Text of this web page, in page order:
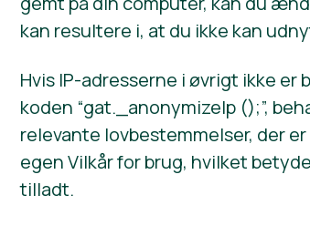
kan resultere i, at du ikke kan
Hvis IP-adresserne i øvrigt ikke
koden “gat._anonymizeIp ();”,
relevante lovbestemmelser, der
egen Vilkår for brug, hvilket
tilladt.